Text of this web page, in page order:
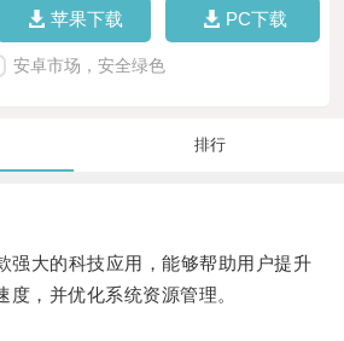
苹果下载 PC下载
安卓市场，安全绿色
排行
大的科技应用，能够帮助用户提升
，并优化系统资源管理。